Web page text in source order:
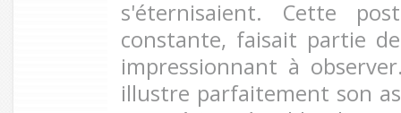
s'éternisaient. Cette
constante, faisait partie
impressionnant à
illustre parfaitement son